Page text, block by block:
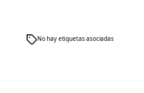
No hay etiquetas asociadas